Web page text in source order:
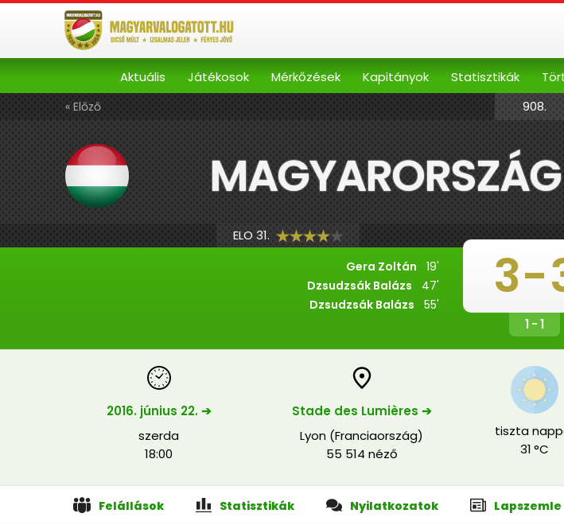
Aktuális Játékosok Mérkőzések Kapitányok Statisztikák
« Előző 908.
ELO 31.
Gera Zoltán 19'
Dzsudzsák Balázs 47'
Dzsudzsák Balázs 55' 3-
1 - 1
2016. június 22. ➔
szerda
18:00
Stade des Lumières ➔
Lyon (Franciaország)
55 514 néző
tiszta
31 °C
Felállások Statisztikák Nyilatkozatok Lapszemle